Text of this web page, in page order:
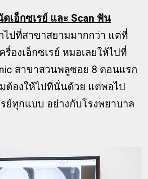
เอ็กซเรย์ และ Scan ฟัน
ไปที่สาขาสยามมากกว่า แต่ที่
องเอ็กซเรย์ หมอเลยให้ไปที่
สาขาสวนพลูซอย 8 ตอนแรก
ต้องให้ไปที่นั่นด้วย แต่พอไป
รย์ทุกแบบ อย่างกับโรงพยาบาล